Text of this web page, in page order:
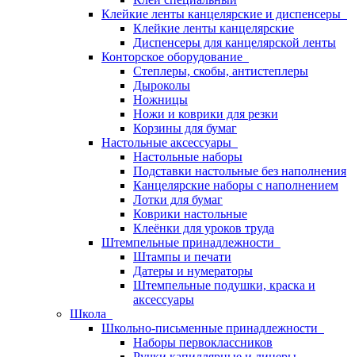
Клейкие ленты канцелярские и диспенсеры
Клейкие ленты канцелярские
Диспенсеры для канцелярской ленты
Конторское оборудование
Степлеры, скобы, антистеплеры
Дыроколы
Ножницы
Ножи и коврики для резки
Корзины для бумаг
Настольные аксессуары
Настольные наборы
Подставки настольные без наполнения
Канцелярские наборы с наполнением
Лотки для бумаг
Коврики настольные
Клеёнки для уроков труда
Штемпельные принадлежности
Штампы и печати
Датеры и нумераторы
Штемпельные подушки, краска и
аксессуары
Школа
Школьно-письменные принадлежности
Наборы первоклассников